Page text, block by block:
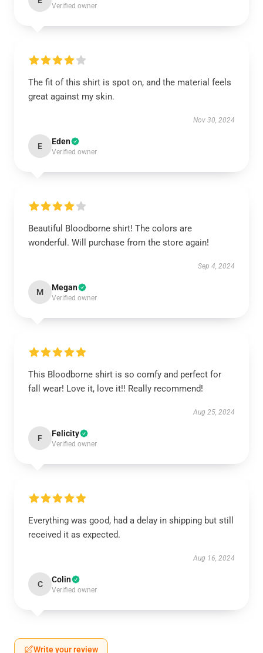
Verified owner
The fit of this shirt is spot on, and the material feels
great against my skin.
Nov 30, 2024
E Eden
Verified owner
Beautiful Bloodborne shirt! The colors are
wonderful. Will purchase from the store again!
Sep 4, 2024
M Megan
Verified owner
This Bloodborne shirt is so comfy and perfect for
fall wear! Love it, love it!! Really recommend!
Aug 25, 2024
F Felicity
Verified owner
Everything was good, had a delay in shipping but still
received it as expected.
Aug 16, 2024
C Colin
Verified owner
Write your review